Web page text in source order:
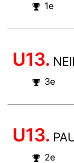
1e
U13.
3e
U13.
2e